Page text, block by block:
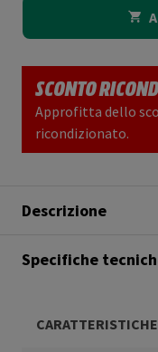
SCONTO
Approfitta dello
ricondizionato.
Descrizione
Specifiche
CARATTERISTICHE